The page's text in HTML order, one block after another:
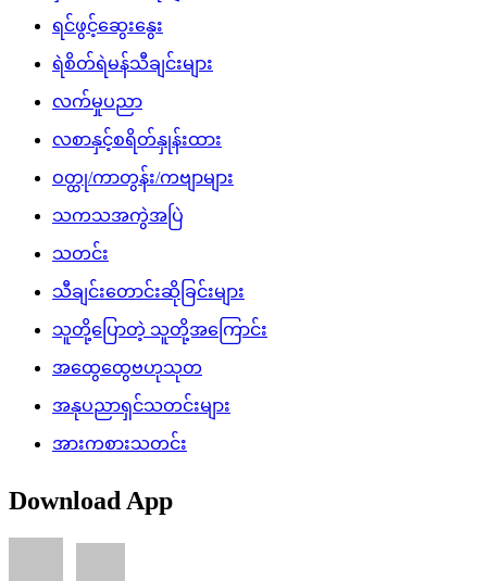
ရင်ဖွင့်ဆွေးနွေး
ရဲစိတ်ရဲမန်သီချင်းများ
လက်မှုပညာ
လစာနှင့်စရိတ်နှုန်းထား
ဝတ္ထု/ကာတွန်း/ကဗျာများ
သကသအကွဲအပြဲ
သတင်း
သီချင်းတောင်းဆိုခြင်းများ
သူတို့ပြောတဲ့ သူတို့အကြောင်း
အထွေထွေဗဟုသုတ
အနုပညာရှင်သတင်းများ
အားကစားသတင်း
Download App